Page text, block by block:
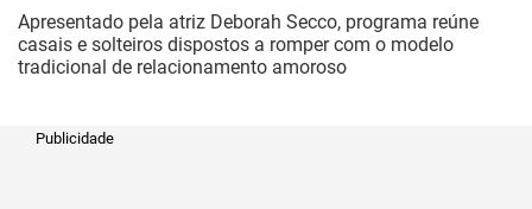
Apresentado pela atriz Deborah Secco, programa reúne
casais e solteiros dispostos a romper com o modelo
tradicional de relacionamento amoroso
Publicidade